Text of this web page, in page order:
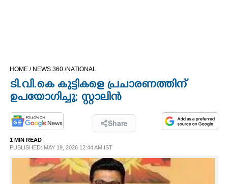
CINEMA
OPINION
PHOTOS
LIFESTYLE
HOME / NEWS 360 /NATIONAL
ടി.വി.കെ കുട്ടികളെ പ്രചാരണത്തിന്
ഉപയോഗിച്ചു; സ്റ്റാലിൻ
Share
1 MIN READ
PUBLISHED: MAY 19, 2026 12:44 AM IST